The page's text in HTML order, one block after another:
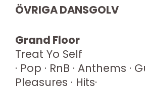
ÖVRIGA DANSGOLV
Grand Floor
Treat Yo Self
· Pop · RnB · Anthems ·
Pleasures · Hits·